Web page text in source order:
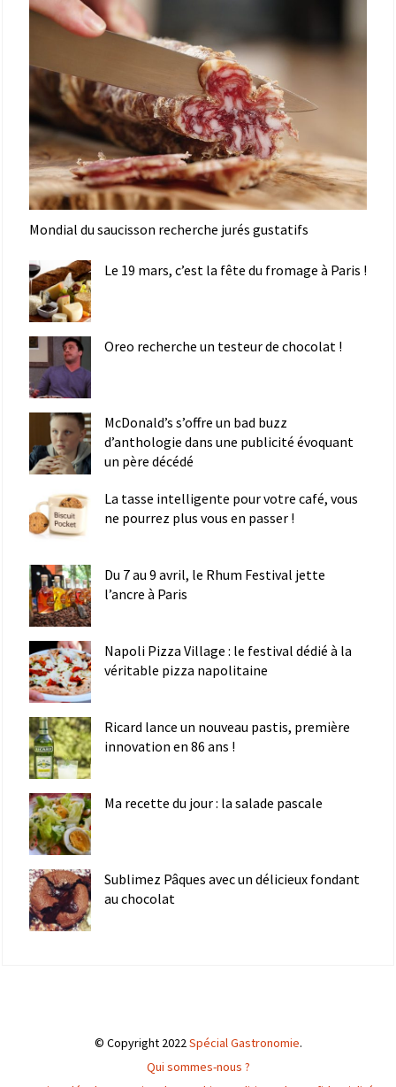
Mondial du saucisson recherche jurés gustatifs
Le 19 mars, c’est la fête du fromage à Paris !
Oreo recherche un testeur de chocolat !
McDonald’s s’offre un bad buzz
d’anthologie dans une publicité évoquant
un père décédé
La tasse intelligente pour votre café, vous
ne pourrez plus vous en passer !
Du 7 au 9 avril, le Rhum Festival jette
l’ancre à Paris
Napoli Pizza Village : le festival dédié à la
véritable pizza napolitaine
Ricard lance un nouveau pastis, première
innovation en 86 ans !
Ma recette du jour : la salade pascale
Sublimez Pâques avec un délicieux fondant
au chocolat
© Copyright 2022Spécial Gastronomie.
Qui sommes-nous ?